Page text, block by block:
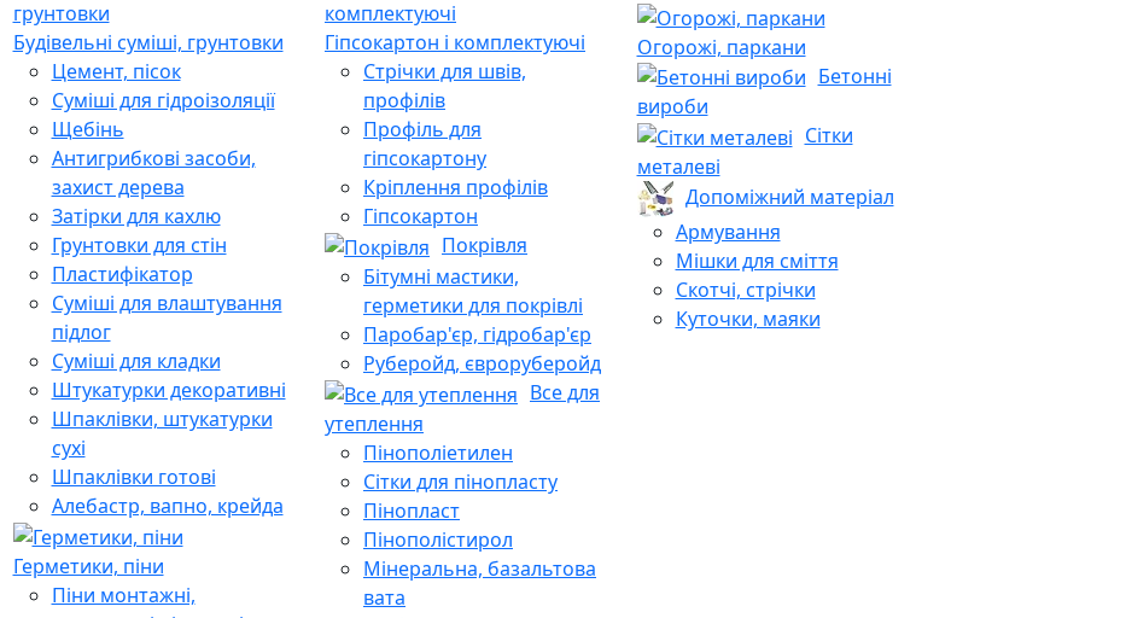
Будівельні суміші, грунтовки
Цемент, пісок
Суміші для гідроізоляції
Щебінь
Антигрибкові засоби,
захист дерева
Затірки для кахлю
Грунтовки для стін
Пластифікатор
Суміші для влаштування
підлог
Суміші для кладки
Штукатурки декоративні
Шпаклівки, штукатурки
сухі
Шпаклівки готові
Алебастр, вапно, крейда
Герметики, піни
Піни монтажні,
Гіпсокартон і комплектуючі
Стрічки для швів,
профілів
Профіль для
гіпсокартону
Кріплення профілів
Гіпсокартон
Покрівля
Бітумні мастики,
герметики для покрівлі
Паробар'єр, гідробар'єр
Руберойд, євроруберойд
Все для
утеплення
Пінополіетилен
Сітки для пінопласту
Пінопласт
Пінополістирол
Мінеральна, базальтова
вата
Огорожі, паркани
Бетонні
вироби
Сітки
металеві
Допоміжний матеріал
Армування
Мішки для сміття
Скотчі, стрічки
Куточки, маяки